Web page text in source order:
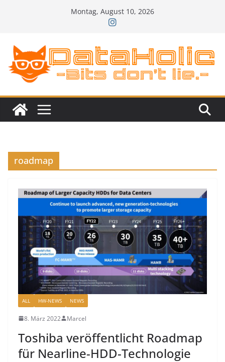
Montag, August 10, 2026
roadmap
ALL HW-NEWS NEWS
8. März 2022 Marcel
Toshiba veröffentlicht Roadmap
für Nearline-HDD-Technologie